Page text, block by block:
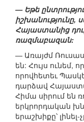
— Եթե
իշխանությունը,
Հայաստանից
ռազմաբազան:
— Առայժմ
են: Հույս ունեմ,
որովհետեւ
դարձավ
Հիմա սիրում են
երկրորդական
երաշխիքը՝ լինել-